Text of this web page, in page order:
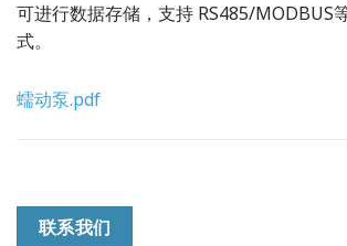
可进行数据存储，支持 RS485/MODBUS
式。
蠕动泵.pdf
联系我们